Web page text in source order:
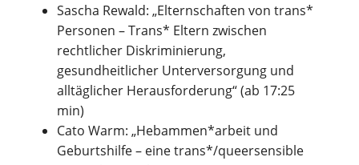
Sascha Rewald: „Elternschaften von trans*
Personen – Trans* Eltern zwischen
rechtlicher Diskriminierung,
gesundheitlicher Unterversorgung und
alltäglicher Herausforderung“ (ab 17:25
min)
Cato Warm: „Hebammen*arbeit und
Geburtshilfe – eine trans*/queersensible